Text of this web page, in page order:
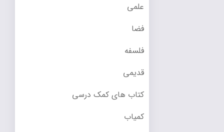
علمی
فضا
فلسفه
قدیمی
کتاب های کمک درسی
کمیاب